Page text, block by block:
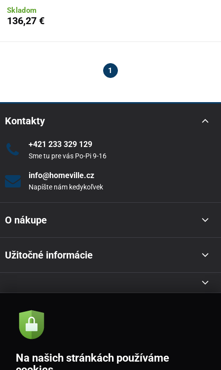
Skladom
136,27 €
1
Kontakty
+421 233 329 129
Sme tu pre vás Po-Pi 9-16
info@homeville.cz
Napíšte nám kedykoľvek
O nákupe
Užitočné informácie
Akcie a novinky e-mailom
Souhlasím sezásadami zpracování osobních údajů
Na našich stránkách používáme